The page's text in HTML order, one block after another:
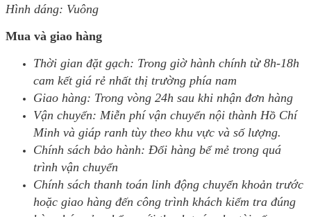
Hình dáng: Vuông
Mua và giao hàng
Thời gian đặt gạch: Trong giờ hành chính từ 8h-18h
cam kết giá rẻ nhất thị trường phía nam
Giao hàng: Trong vòng 24h sau khi nhận đơn hàng
Vận chuyển: Miễn phí vận chuyển nội thành Hồ Chí
Minh và giáp ranh tùy theo khu vực và số lượng.
Chính sách bảo hành: Đổi hàng bể mẻ trong quá
trình vận chuyển
Chính sách thanh toán linh động chuyển khoản trước
hoặc giao hàng đến công trình khách kiểm tra đúng